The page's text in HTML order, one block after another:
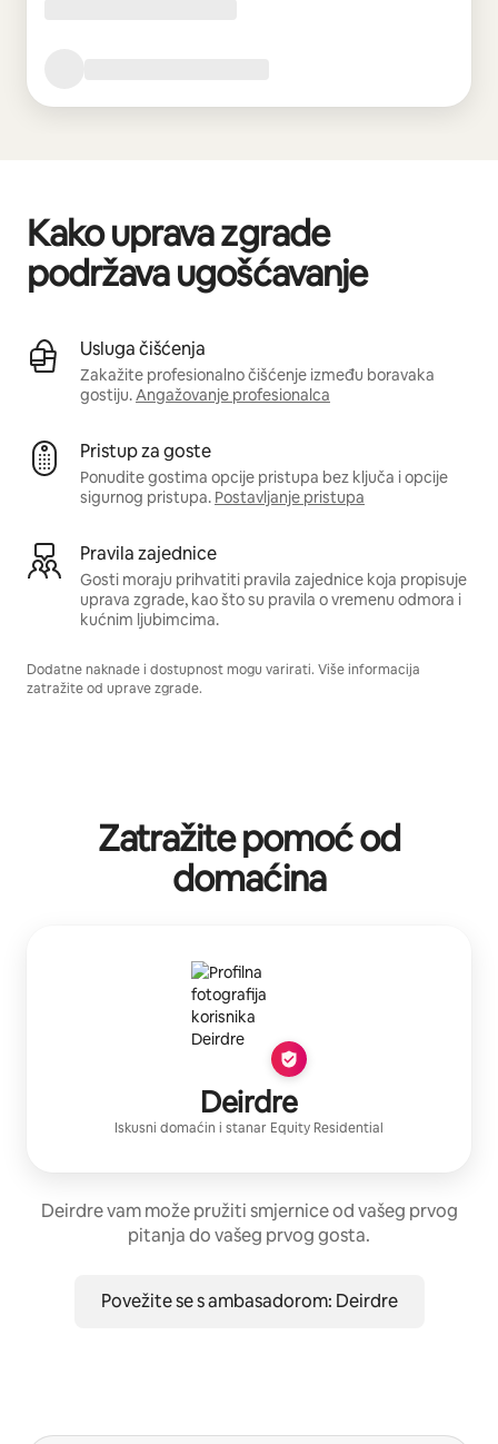
Kako uprava zgrade
podržava ugošćavanje
Usluga čišćenja
Zakažite profesionalno čišćenje između boravaka
gostiju.Angažovanje profesionalca
Pristup za goste
Ponudite gostima opcije pristupa bez ključa i opcije
sigurnog pristupa. Postavljanje pristupa
Pravila zajednice
Gosti moraju prihvatiti pravila zajednice koja propisuje
uprava zgrade, kao što su pravila o vremenu odmora i
kućnim ljubimcima.
Dodatne naknade i dostupnost mogu varirati. Više informacija
zatražite od uprave zgrade.
Zatražite pomoć od
domaćina
Deirdre
Iskusni domaćin i stanar Equity Residential
Deirdre vam može pružiti smjernice od vašeg prvog
pitanja do vašeg prvog gosta.
Povežite se s ambasadorom: Deirdre